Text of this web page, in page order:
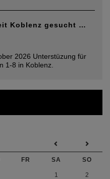
Koblenz gesucht …
2026 Unterstüzung für
1-8 in Koblenz.
FR SA SO
1 2